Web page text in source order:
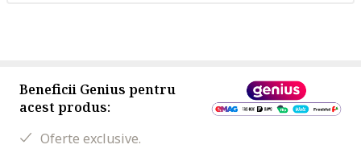
Beneficii Genius pentru
acest produs:
Oferte exclusive.